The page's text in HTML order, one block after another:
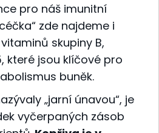
pro náš imunitní
zde najdeme i
skupiny B,
které jsou klíčové pro
buněk.
„jarní únavou“, je
vyčerpaných zásob